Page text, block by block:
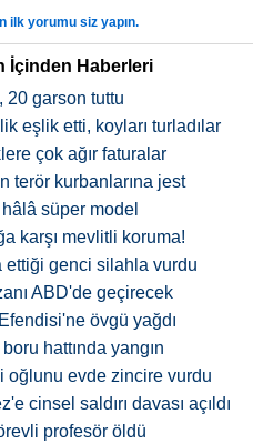
ilk yorumu siz yapın.
İçinden Haberleri
20 garson tuttu
eşlik etti, koyları turladılar
çok ağır faturalar
terör kurbanlarına jest
süper model
karşı mevlitli koruma!
ettiği genci silahla vurdu
ABD'de geçirecek
övgü yağdı
hattında yangın
oğlunu evde zincire vurdu
cinsel saldırı davası açıldı
profesör öldü